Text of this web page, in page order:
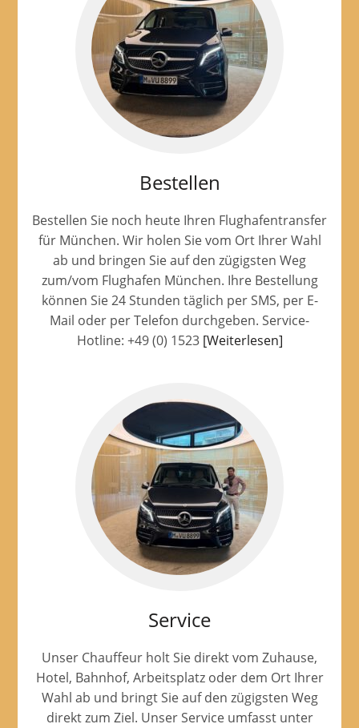
Bestellen
Bestellen Sie noch heute Ihren Flughafentransfer
für München. Wir holen Sie vom Ort Ihrer Wahl
ab und bringen Sie auf den zügigsten Weg
zum/vom Flughafen München. Ihre Bestellung
können Sie 24 Stunden täglich per SMS, per E-
Mail oder per Telefon durchgeben. Service-
Hotline: +49 (0) 1523 [Weiterlesen]
Service
Unser Chauffeur holt Sie direkt vom Zuhause,
Hotel, Bahnhof, Arbeitsplatz oder dem Ort Ihrer
Wahl ab und bringt Sie auf den zügigsten Weg
direkt zum Ziel. Unser Service umfasst unter